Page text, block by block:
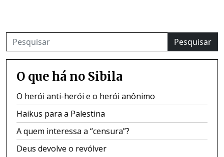
Pesquisar
O que há no Sibila
O herói anti-herói e o herói anônimo
Haikus para a Palestina
A quem interessa a “censura”?
Deus devolve o revólver